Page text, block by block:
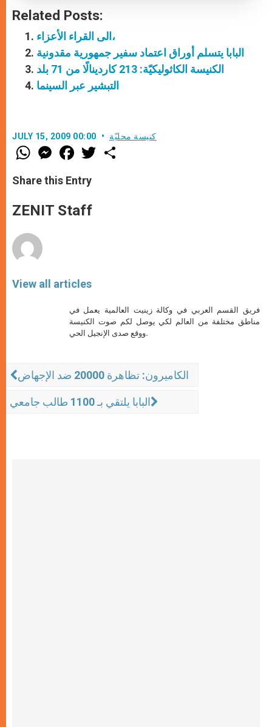
Related Posts:
الى القراء الأعزاء،
البابا يتسلم أوراق اعتماد سفير جمهورية مقدونية
الكنيسة الكاثوليكيّة: 213 كاردينالًا من 71 بلد
التبشير عبر السينما
JULY 15, 2009 00:00 كنيسة محليّة
W
h
t
s
p
p
M
e
s
e
g
e
F
a
e
b
o
k
w
Share this Entry
ZENIT Staff
View all articles
فريق القسم العربي في وكالة زينيت العالمية يعمل في
مناطق مختلفة من العالم لكي يوصل لكم صوت الكنيسة
ووقع صدى الإنجيل الحي.
الكاميرون: تظاهرة 20000 ضد الإجهاض
البابا يلتقي بـ 1100 طالب جامعي